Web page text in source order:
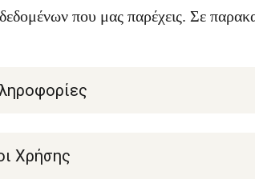
που μας παρέχεις. Σε
Χρήσης